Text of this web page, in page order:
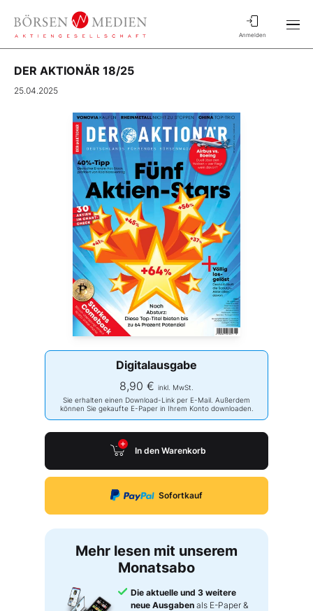
Anmelden
DER AKTIONÄR 18/25
25.04.2025
Digitalausgabe
8,90 € inkl. MwSt.
Sie erhalten einen Download-Link per E-Mail. Außerdem
können Sie gekaufte E-Paper in Ihrem Konto downloaden.
In den Warenkorb
Sofortkauf
Mehr lesen mit unserem
Monatsabo
Die aktuelle und 3 weitere
neue Ausgaben als E-Paper &